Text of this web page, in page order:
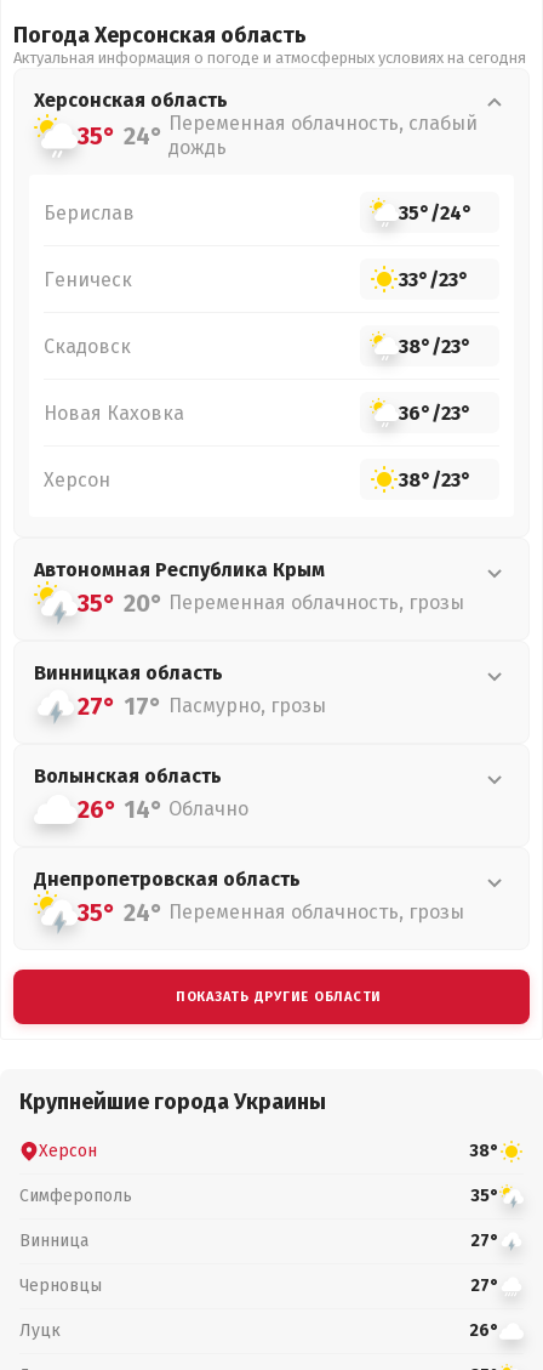
Погода Херсонская область
Актуальная информация о погоде и атмосферных условиях на сегодня
Херсонская область
35° 24° Переменная облачность, слабый
дождь
Берислав 35°/24°
Геническ 33°/23°
Скадовск 38°/23°
Новая Каховка 36°/23°
Херсон 38°/23°
Автономная Республика Крым
35° 20° Переменная облачность, грозы
Винницкая область
27° 17° Пасмурно, грозы
Волынская область
26° 14° Облачно
Днепропетровская область
35° 24° Переменная облачность, грозы
ПОКАЗАТЬ ДРУГИЕ ОБЛАСТИ
Крупнейшие города Украины
Херсон 38°
Симферополь 35°
Винница 27°
Черновцы 27°
Луцк 26°